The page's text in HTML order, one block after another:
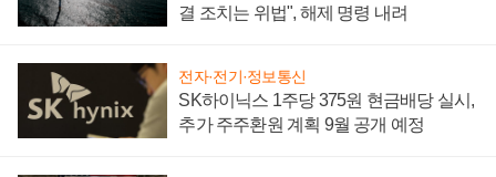
결 조치는 위법", 해제 명령 내려
전자·전기·정보통신
SK하이닉스 1주당 375원 현금배당 실시,
추가 주주환원 계획 9월 공개 예정